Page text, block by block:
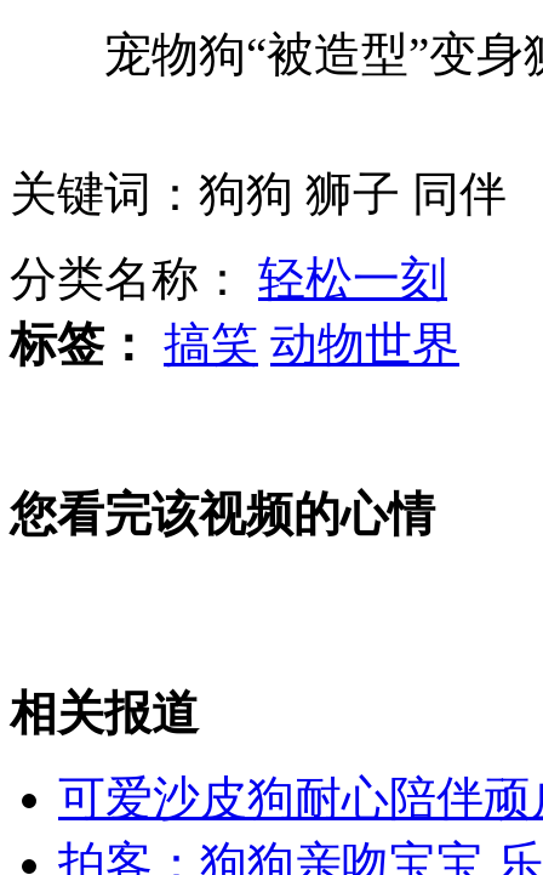
文科状元辞职回老家种菜年入千万
北京地铁女乘客连续被划脸案告破
外交部：有关国家言论片面不公正
宠物狗“被造型”变身
关键词：狗狗 狮子 同伴
分类名称： 轻松一刻
标签： 搞笑 动物世界
您看完该视频的心情
相关报道
可爱沙皮狗耐心陪伴
拍客：狗狗亲吻宝宝